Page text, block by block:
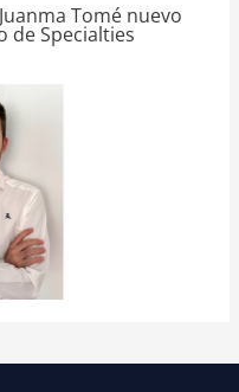
Tomé nuevo
de Specialties